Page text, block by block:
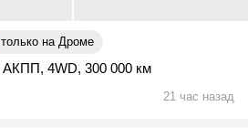
только на Дроме
АКПП, 4WD, 300 000 км
21 час назад